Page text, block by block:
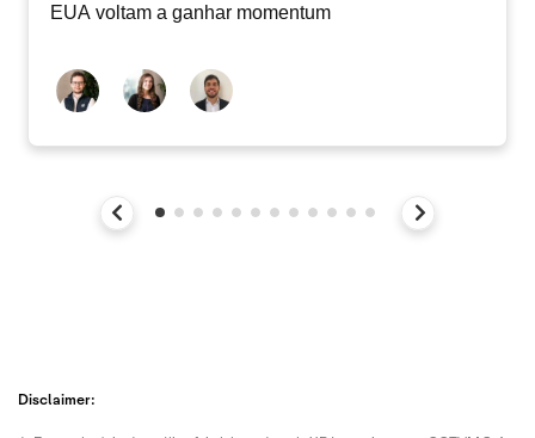
EUA voltam a ganhar momentum
Disclaimer: